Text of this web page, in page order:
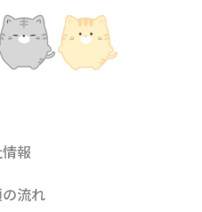
報
流れ